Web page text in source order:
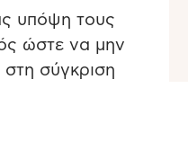
υπόψη τους
ώστε να μην
στη σύγκριση